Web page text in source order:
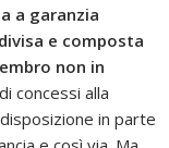
a garanzia
e composta
non in
concessi alla
in parte